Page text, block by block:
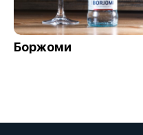
Боржоми